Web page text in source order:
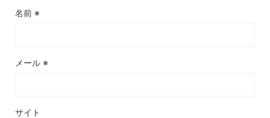
名前 ※
メール ※
サイト